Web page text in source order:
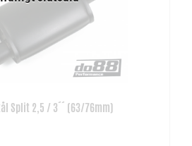
Split 2,5 / 3´´ (63/76mm)